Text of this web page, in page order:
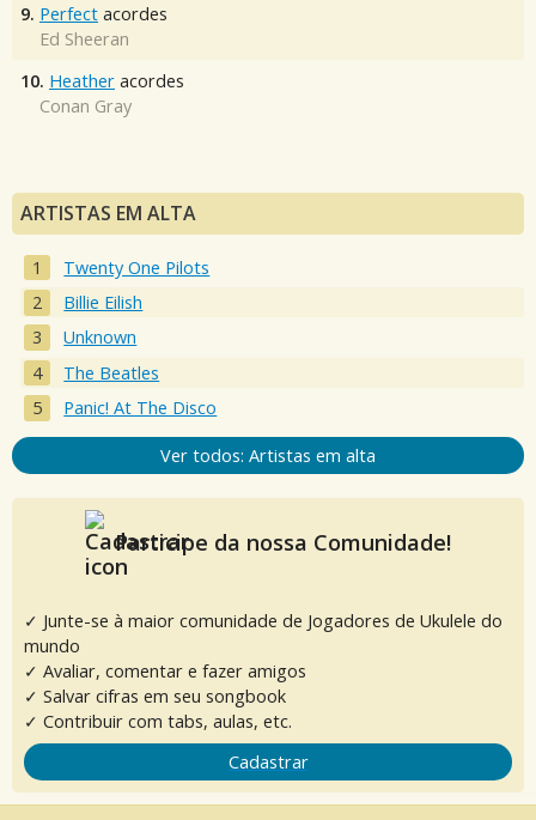
9. Perfect acordes
Ed Sheeran
10. Heather acordes
Conan Gray
ARTISTAS EM ALTA
Twenty One Pilots
Billie Eilish
Unknown
The Beatles
Panic! At The Disco
Ver todos: Artistas em alta
Participe da nossa Comunidade!
✓ Junte-se à maior comunidade de Jogadores de Ukulele do
mundo
✓ Avaliar, comentar e fazer amigos
✓ Salvar cifras em seu songbook
✓ Contribuir com tabs, aulas, etc.
Cadastrar